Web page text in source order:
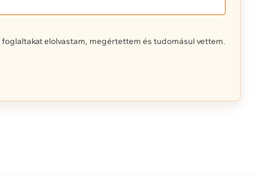
foglaltakat elolvastam, megértettem és tudomásul vettem.